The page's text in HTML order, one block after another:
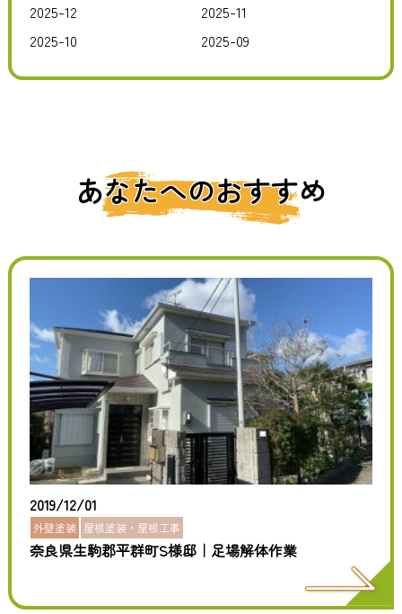
2025-12
2025-11
2025-10
2025-09
あなたへのおすすめ
2019/12/01
外壁塗装 屋根塗装・屋根工事
奈良県生駒郡平群町S様邸｜足場解体作業